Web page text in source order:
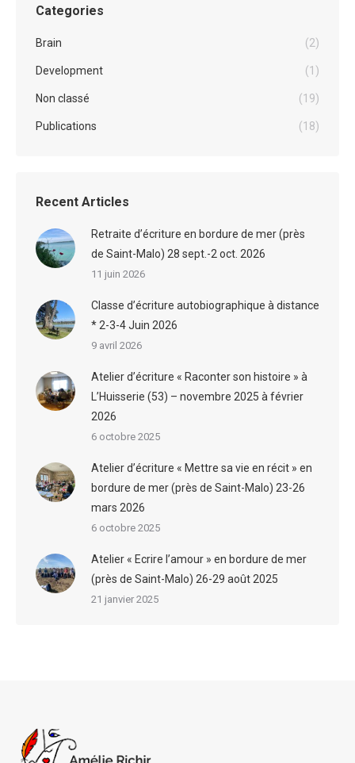
Categories
Brain (2)
Development (1)
Non classé (19)
Publications (18)
Recent Articles
Retraite d’écriture en bordure de mer (près
de Saint-Malo) 28 sept.-2 oct. 2026
11 juin 2026
Classe d’écriture autobiographique à distance
* 2-3-4 Juin 2026
9 avril 2026
Atelier d’écriture « Raconter son histoire » à
L’Huisserie (53) – novembre 2025 à février
2026
6 octobre 2025
Atelier d’écriture « Mettre sa vie en récit » en
bordure de mer (près de Saint-Malo) 23-26
mars 2026
6 octobre 2025
Atelier « Ecrire l’amour » en bordure de mer
(près de Saint-Malo) 26-29 août 2025
21 janvier 2025